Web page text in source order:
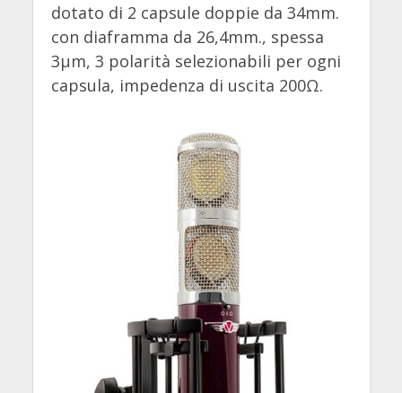
dotato di 2 capsule doppie da 34mm.
con diaframma da 26,4mm., spessa
3µm, 3 polarità selezionabili per ogni
capsula, impedenza di uscita 200Ω.